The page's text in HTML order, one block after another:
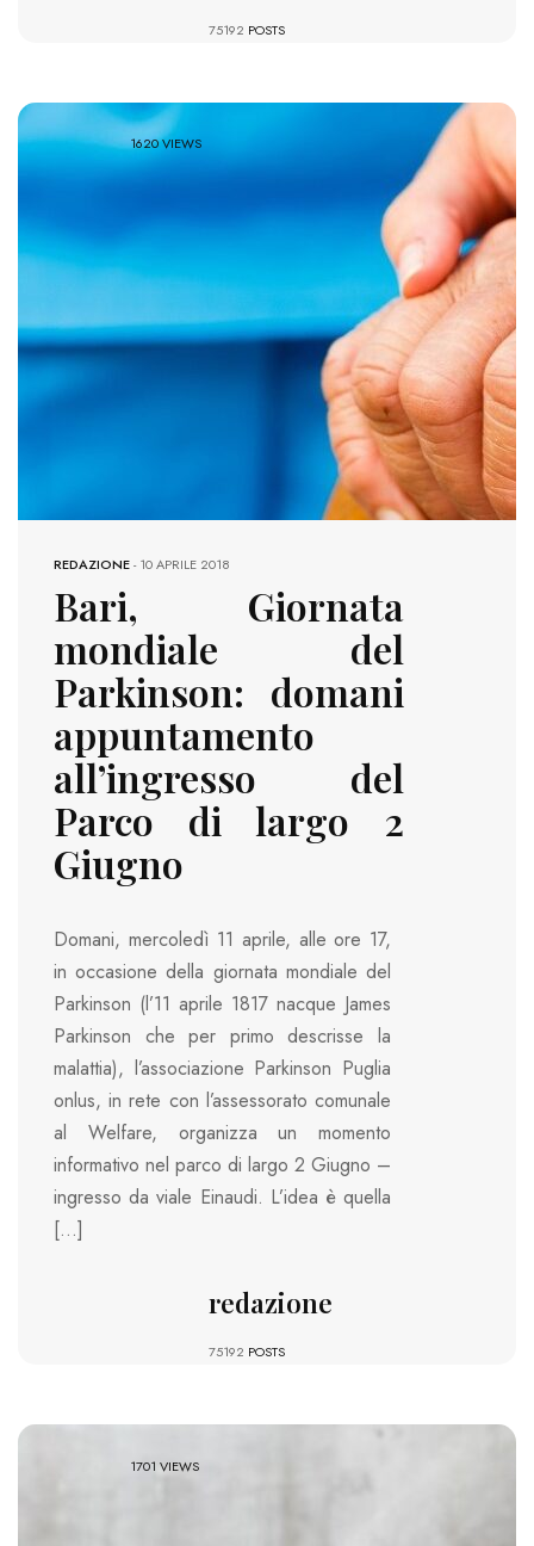
75192 POSTS
1620 VIEWS
REDAZIONE-10 APRILE 2018
Bari, Giornata
mondiale del
Parkinson: domani
appuntamento
all’ingresso del
Parco di largo 2
Giugno
Domani, mercoledì 11 aprile, alle ore 17,
in occasione della giornata mondiale del
Parkinson (l’11 aprile 1817 nacque James
Parkinson che per primo descrisse la
malattia), l’associazione Parkinson Puglia
onlus, in rete con l’assessorato comunale
al Welfare, organizza un momento
informativo nel parco di largo 2 Giugno –
ingresso da viale Einaudi. L’idea è quella
[…]
redazione
75192 POSTS
1701 VIEWS